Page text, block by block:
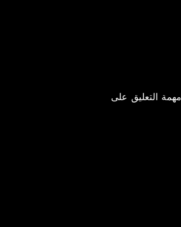
التعليق على